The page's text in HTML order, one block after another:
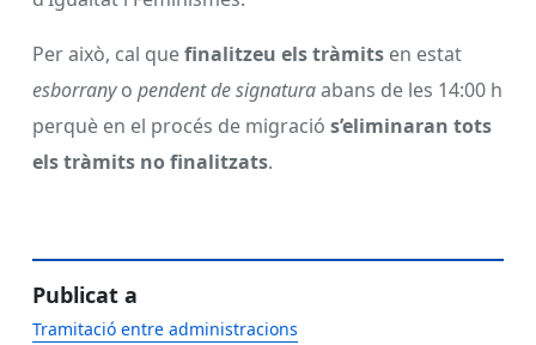
Per això, cal quefinalitzeu els tràmits en estat
esborranyo pendent de signaturaabans de les 14:00 h
perquè en el procés de migració s’eliminaran tots
els tràmits no finalitzats.
Publicat a
Tramitació entre administracions